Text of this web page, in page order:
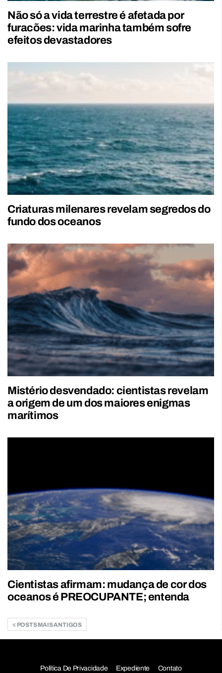
Não só a vida terrestre é afetada por
furacões: vida marinha também sofre
efeitos devastadores
Criaturas milenares revelam segredos do
fundo dos oceanos
Mistério desvendado: cientistas revelam
a origem de um dos maiores enigmas
marítimos
Cientistas afirmam: mudança de cor dos
oceanos é PREOCUPANTE; entenda
POSTS MAIS ANTIGOS
Política De Privacidade Expediente Contato